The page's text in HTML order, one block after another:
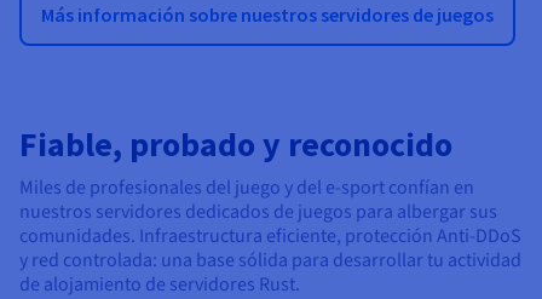
Más información sobre nuestros servidores de juegos
Fiable, probado y reconocido
Miles de profesionales del juego y del e-sport confían en
nuestros servidores dedicados de juegos para albergar sus
comunidades. Infraestructura eficiente, protección Anti-DDoS
y red controlada: una base sólida para desarrollar tu actividad
de alojamiento de servidores Rust.